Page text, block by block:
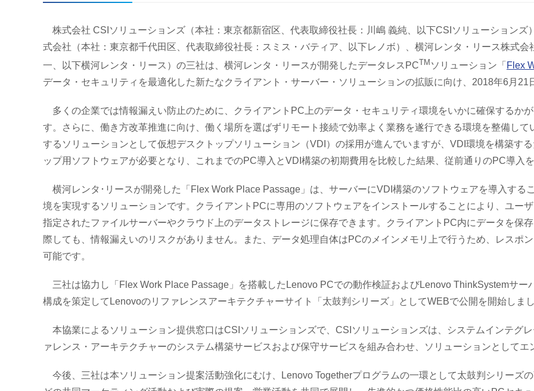
株式会社 CSIソリューションズ（本社：東京都新宿区、代表取締役社長：川嶋 義純、以下CSIソリューションズ
式会社（本社：東京都千代田区、代表取締役社長：スミス・バティア、以下レノボ）、横河レンタ・リース株式
一、以下横河レンタ・リース）の三社は、横河レンタ・リースが開発したデータレスPCTM ソリューション「 Flex
データ・セキュリティを最適化した新たなクライアント・サーバー・ソリューションの拡販に向け、2018年6月
多くの企業では情報漏えい防止のために、クライアントPC上のデータ・セキュリティ環境をいかに確保するか
す。さらに、働き方改革推進に向け、働く場所を選ばずリモート接続で効率よく業務を遂行できる環境を整備し
するソリューションとして仮想デスクトップソリューション（VDI）の採用が進んでいますが、VDI環境を構築す
ップ用ソフトウェアが必要となり、これまでのPC導入とVDI構築の初期費用を比較した結果、従前通りのPC導入
横河レンタ･リースが開発した「Flex Work Place Passage」は、サーバーにVDI構築のソフトウェアを導入する
境を実現するソリューションです。クライアントPCに専用のソフトウェアをインストールすることにより、ユー
指定されたファイルサーバーやクラウド上のデータストレージに保存できます。クライアントPC内にデータを保
際しても、情報漏えいのリスクがありません。また、データ処理自体はPCのメインメモリ上で行うため、レスポ
可能です。
三社は協力し「Flex Work Place Passage」を搭載したLenovo PCでの動作検証およびLenovo ThinkSystemサー
構成を策定してLenovoのリファレンスアーキテクチャーサイト「太鼓判シリーズ」としてWEBで公開を開始しま
本協業によるソリューション提供窓口はCSIソリューションズで、CSIソリューションズは、システムインテグ
ァレンス・アーキテクチャーのシステム構築サービスおよび保守サービスを組み合わせ、ソリューションとして
今後、三社は本ソリューション提案活動強化にむけ、Lenovo Togetherプログラムの一環として太鼓判シリーズ